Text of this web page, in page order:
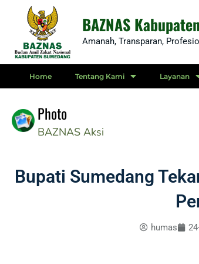
content
BAZNAS
Amanah, Transparan,
Home Tentang Kami Layanan
Photo
BAZNAS Aksi
Bupati Sumedang
humas